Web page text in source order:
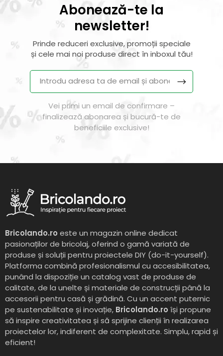
Abonează-te la
newsletter!
Prinde reduceri exclusive, promoții speciale
și cele mai noi produse direct în inboxul tău!
Vei primi un email de confirmare –
finalizează abonarea și bucură-te de
beneficiile exclusive!
Bricolando.ro este un magazin online dedicat
pasionaților de bricolaj, oferind o gamă variată de
produse și soluții pentru proiectele DIY (do-it-yourself).
Platforma combină profesionalismul cu accesibilitatea,
punând la dispoziție un catalog vast de produse de
calitate, de la unelte și materiale de construcții până la
accesorii pentru casă și grădină. Cu un accent puternic
pe sustenabilitate și inovație, Bricolando.ro își propune
să inspire creativitatea și să sprijine clienții în realizarea
proiectelor lor, indiferent de complexitate. Simplu, rapid și
eficient!